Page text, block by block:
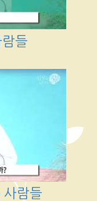
들
사람들